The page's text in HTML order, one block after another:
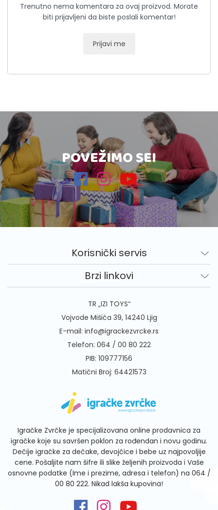
Trenutno nema komentara za ovaj proizvod. Morate
biti prijavljeni da biste poslali komentar!
Prijavi me
POVEŽIMO SE!
Korisnički servis
Brzi linkovi
TR „IZI TOYS“
Vojvode Mišića 39, 14240 Ljig
E-mail: info@igrackezvrcke.rs
Telefon: 064 / 00 80 222
PIB: 109777156
Matični Broj: 64421573
Igračke Zvrčke je specijalizovana online prodavnica za
igračke koje su savršen poklon za rođendan i novu godinu.
Dečije igračke za dečake, devojčice i bebe uz najpovoljije
cene. Pošaljite nam šifre ili slike željenih proizvoda i Vaše
osnovne podatke (Ime i prezime, adresa i telefon) na 064 /
00 80 222. Nikad lakša kupovina!